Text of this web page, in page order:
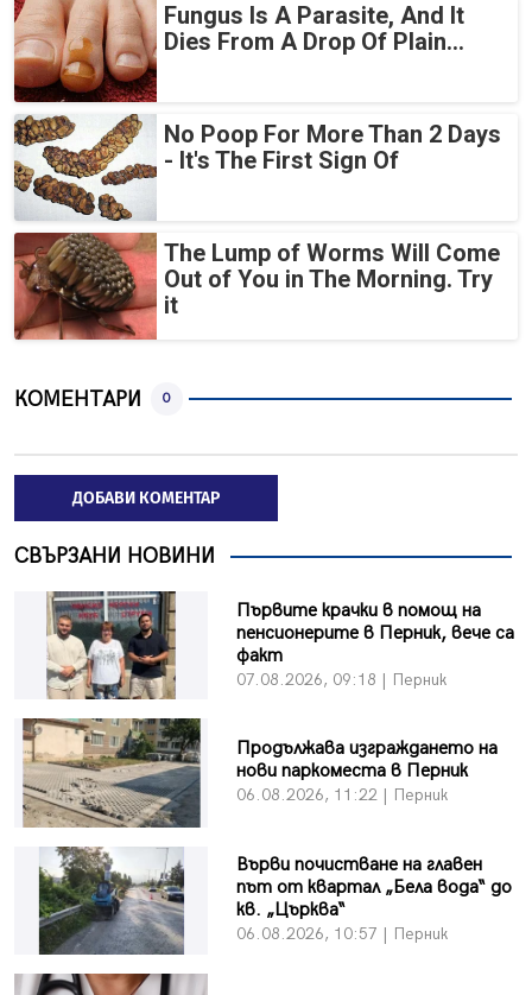
Fungus Is A Parasite, And It
Dies From A Drop Of Plain...
No Poop For More Than 2 Days
- It's The First Sign Of
The Lump of Worms Will Come
Out of You in The Morning. Try
it
КОМЕНТАРИ 0
ДОБАВИ КОМЕНТАР
СВЪРЗАНИ НОВИНИ
Първите крачки в помощ на
пенсионерите в Перник, вече са
факт
07.08.2026, 09:18 | Перник
Продължава изграждането на
нови паркоместа в Перник
06.08.2026, 11:22 | Перник
Върви почистване на главен
път от квартал „Бела вода“ до
кв. „Църква“
06.08.2026, 10:57 | Перник